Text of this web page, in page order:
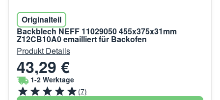
Originalteil
Backblech NEFF 11029050 455x375x31mm
Z12CB10A0 emailliert für Backofen
Produkt Details
43,29 €
1-2 Werktage
(7)